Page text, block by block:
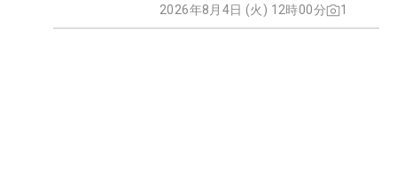
2026年8月4日 (火) 12時00分 1